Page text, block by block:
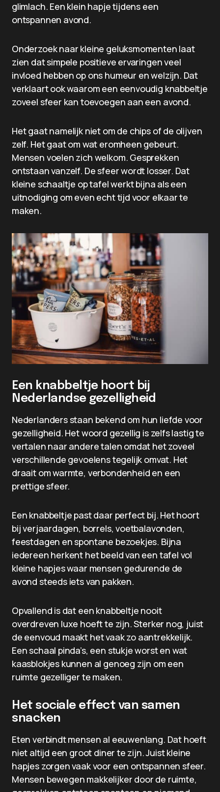
glimlach. Een klein hapje tijdens een
ontspannen avond.
Onderzoek naar kleine geluksmomenten laat
zien dat simpele positieve ervaringen veel
invloed hebben op ons humeur en welzijn. Dat
verklaart ook waarom een eenvoudig knabbeltje
zoveel sfeer kan toevoegen aan een avond.
Het gaat namelijk niet om de chips of de olijven
zelf. Het gaat om wat eromheen gebeurt.
Mensen voelen zich welkom. Gesprekken
ontstaan vanzelf. De sfeer wordt losser. Dat
kleine schaaltje op tafel werkt bijna als een
uitnodiging om even echt tijd voor elkaar te
maken.
Een knabbeltje hoort bij
Nederlandse gezelligheid
Nederlanders staan bekend om hun liefde voor
gezelligheid. Het woord gezellig is zelfs lastig te
vertalen naar andere talen omdat het zoveel
verschillende gevoelens tegelijk omvat. Het
draait om warmte, verbondenheid en een
prettige sfeer.
Een knabbeltje past daar perfect bij. Het hoort
bij verjaardagen, borrels, voetbalavonden,
feestdagen en spontane bezoekjes. Bijna
iedereen herkent het beeld van een tafel vol
kleine hapjes waar mensen gedurende de
avond steeds iets van pakken.
Opvallend is dat een knabbeltje nooit
overdreven luxe hoeft te zijn. Sterker nog, juist
de eenvoud maakt het vaak zo aantrekkelijk.
Een schaal pinda’s, een stukje worst en wat
kaasblokjes kunnen al genoeg zijn om een
ruimte gezelliger te maken.
Het sociale effect van samen
snacken
Eten verbindt mensen al eeuwenlang. Dat hoeft
niet altijd een groot diner te zijn. Juist kleine
hapjes zorgen vaak voor een ontspannen sfeer.
Mensen bewegen makkelijker door de ruimte,